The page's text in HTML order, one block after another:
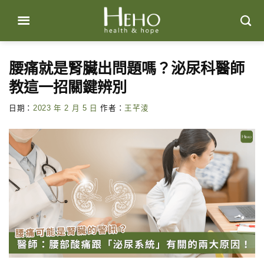
content
腰痛就是腎臟出問題嗎？泌尿科醫師
教這一招關鍵辨別
日期： 2023 年 2 月 5 日 作者： 王芊淩